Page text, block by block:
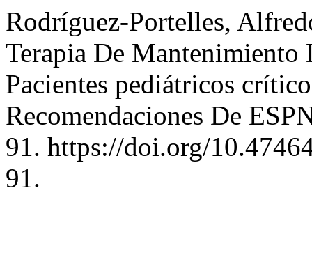
Rodríguez-Portelles,
Terapia De Mantenimiento
Pacientes pediátricos
Recomendaciones De
91. https://doi.org/
91.